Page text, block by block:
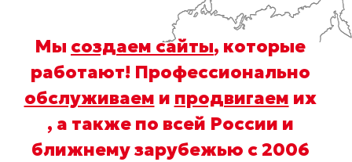
Мы создаем сайты, которые
работают! Профессионально
обслуживаем и продвигаем их
, а также по всей России и
ближнему зарубежью с 2006